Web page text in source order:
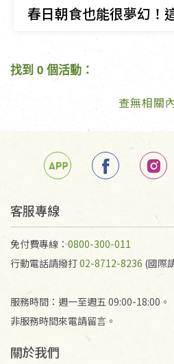
找到 0 個活動：
查無相關
客服專線
免付費專線：0800-300-011
行動電話請撥打02-8712-8236 (國際
服務時間：週一至週五 09:00-18:00。
非服務時間來電請留言。
關於我們